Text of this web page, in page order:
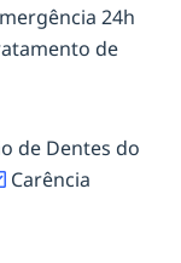
24h
de
de Dentes do
Carência